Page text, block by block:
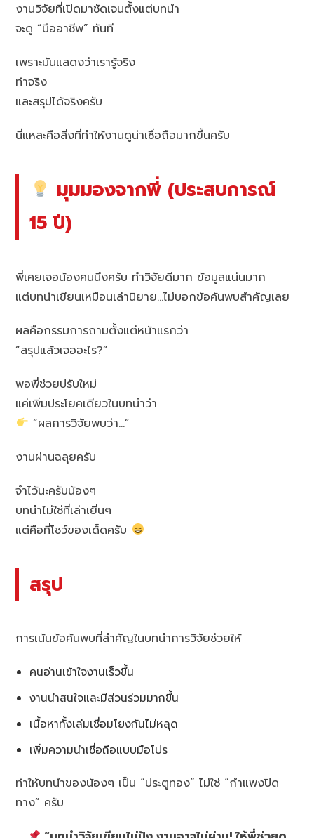
งานวิจัยที่เปิดมาชัดเจนตั้งแต่บทนำ
จะดู “มืออาชีพ” ทันที
เพราะมันแสดงว่าเรารู้จริง
ทำจริง
และสรุปได้จริงครับ
นี่แหละคือสิ่งที่ทำให้งานดูน่าเชื่อถือมากขึ้นครับ
มุมมองจากพี่ (ประสบการณ์
15 ปี)
พี่เคยเจอน้องคนนึงครับ ทำวิจัยดีมาก ข้อมูลแน่นมาก
แต่บทนำเขียนเหมือนเล่านิยาย…ไม่บอกข้อค้นพบสำคัญเลย
ผลคือกรรมการถามตั้งแต่หน้าแรกว่า
“สรุปแล้วเจออะไร?”
พอพี่ช่วยปรับใหม่
แค่เพิ่มประโยคเดียวในบทนำว่า
“ผลการวิจัยพบว่า…”
งานผ่านฉลุยครับ
จำไว้นะครับน้องๆ
บทนำไม่ใช่ที่เล่าเยิ่นๆ
แต่คือที่โชว์ของเด็ดครับ
สรุป
การเน้นข้อค้นพบที่สำคัญในบทนำการวิจัยช่วยให้
คนอ่านเข้าใจงานเร็วขึ้น
งานน่าสนใจและมีส่วนร่วมมากขึ้น
เนื้อหาทั้งเล่มเชื่อมโยงกันไม่หลุด
เพิ่มความน่าเชื่อถือแบบมือโปร
ทำให้บทนำของน้องๆ เป็น “ประตูทอง” ไม่ใช่ “กำแพงปิด
ทาง” ครับ